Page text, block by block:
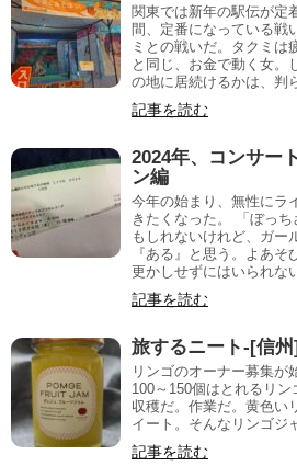
関東では新年の駅伝が定
間、定番になっている戦
ミとの戦いだ。タクミは
と同じ、お金で動く女。
の地に居続けるかは、判
記事を読む
2024年、コンサー
ン編
今年の始まり、無性にラ
きたくなった。 「ぼっ
もしれないけれど、ガー
『ある』と思う。よあ
更かしせずにはいられな
記事を読む
旅するニート-[信
リンゴのオーナー募集が
100～150個はとれるリン
収穫だ。作業だ。黄色い
イート。そんなリンゴジ
記事を読む